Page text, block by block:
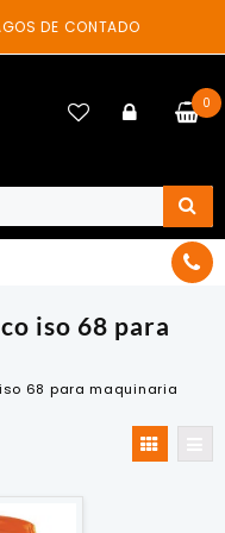
DE CONTADO
0
iso 68 para
68 para maquinaria